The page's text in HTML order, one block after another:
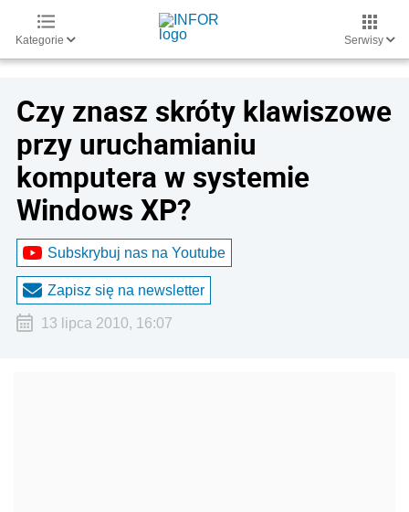
Kategorie Serwisy
Czy znasz skróty klawiszowe
przy uruchamianiu
komputera w systemie
Windows XP?
Subskrybuj nas na Youtube
Zapisz się na newsletter
13 lipca 2010, 16:07